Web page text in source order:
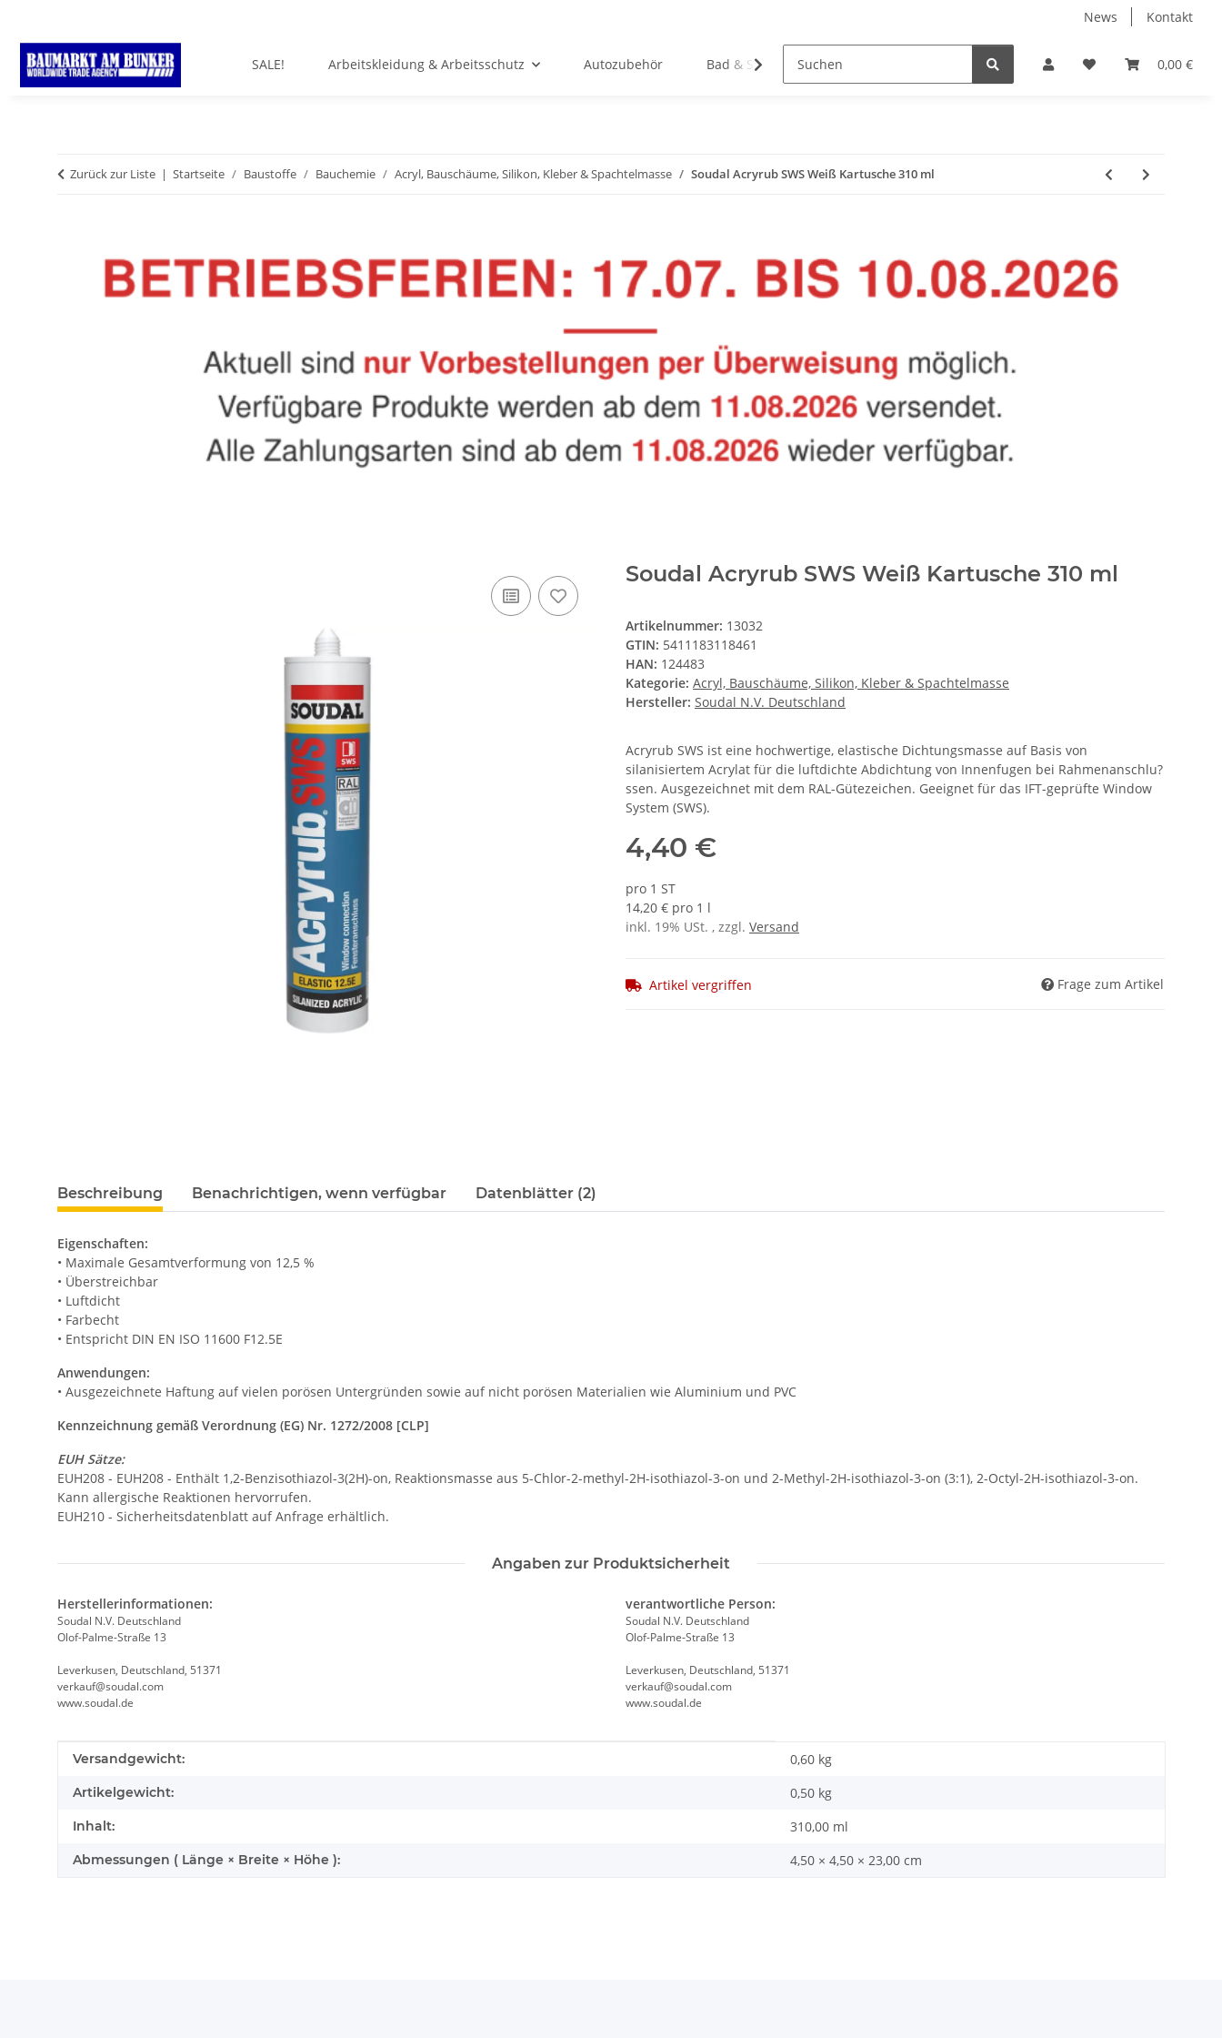
News Kontakt
0,00 €
SALE! Arbeitskleidung & Arbeitsschutz Autozubehör Bad & Sanitär Belüftung & Entlüftung
Zurück zur Liste Startseite Baustoffe Bauchemie Acryl, Bauschäume, Silikon, Kleber & Spachtelmasse Soudal Acryrub SWS Weiß Kartusche 310 ml
Soudal Acryrub SWS Weiß Kartusche 310 ml
Artikelnummer: 13032
GTIN: 5411183118461
HAN: 124483
Kategorie: Acryl, Bauschäume, Silikon, Kleber & Spachtelmasse
Hersteller: Soudal N.V. Deutschland
Acryrub SWS ist eine hochwertige, elastische Dichtungsmasse auf Basis von
silanisiertem Acrylat für die luftdichte Abdichtung von Innenfugen bei Rahmenanschlu?
ssen. Ausgezeichnet mit dem RAL-Gütezeichen. Geeignet für das IFT-geprüfte Window
System (SWS).
4,40 €
pro 1 ST
14,20 € pro 1 l
inkl. 19% USt. , zzgl. Versand
Artikel vergriffen Frage zum Artikel
Beschreibung Benachrichtigen, wenn verfügbar Datenblätter (2)
Eigenschaften:
• Maximale Gesamtverformung von 12,5 %
• Überstreichbar
• Luftdicht
• Farbecht
• Entspricht DIN EN ISO 11600 F12.5E
Anwendungen:
• Ausgezeichnete Haftung auf vielen porösen Untergründen sowie auf nicht porösen Materialien wie Aluminium und PVC
Kennzeichnung gemäß Verordnung (EG) Nr. 1272/2008 [CLP]
EUH Sätze:
EUH208 - EUH208 - Enthält 1,2-Benzisothiazol-3(2H)-on, Reaktionsmasse aus 5-Chlor-2-methyl-2H-isothiazol-3-on und 2-Methyl-2H-isothiazol-3-on (3:1), 2-Octyl-2H-isothiazol-3-on.
Kann allergische Reaktionen hervorrufen.
EUH210 - Sicherheitsdatenblatt auf Anfrage erhältlich.
Angaben zur Produktsicherheit
Herstellerinformationen:
Soudal N.V. Deutschland
Olof-Palme-Straße 13
Leverkusen, Deutschland, 51371
verkauf@soudal.com
www.soudal.de
verantwortliche Person:
Soudal N.V. Deutschland
Olof-Palme-Straße 13
Leverkusen, Deutschland, 51371
verkauf@soudal.com
www.soudal.de
Produkteigenschaft
Wert
Versandgewicht: 0,60 kg
Artikelgewicht: 0,50 kg
Inhalt: 310,00 ml
Abmessungen ( Länge × Breite × Höhe ): 4,50 × 4,50 × 23,00 cm